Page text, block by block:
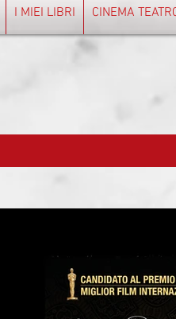
I MIEI LIBRI CINEMA